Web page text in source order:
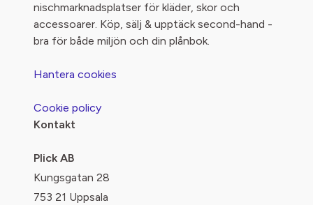
nischmarknadsplatser för kläder, skor och
accessoarer. Köp, sälj & upptäck second-hand -
bra för både miljön och din plånbok.
Hantera cookies
Cookie policy
Kontakt
Plick AB
Kungsgatan 28
753 21 Uppsala